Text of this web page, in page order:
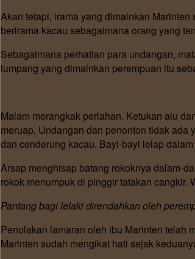
Akan tetapi, irama yang dimainkan
berirama kacau sebagaimana orang yang
Sebagaimana perhatian para undangan,
lumpang yang dimainkan perempuan itu
Malam merangkak perlahan. Ketukan alu
meruap. Undangan dan penonton tidak
dan cenderung kacau. Bayi-bayi lelap
Arsap menghisap batang rokoknya dalam-
rokok menumpuk di pinggir tatakan cangkir.
Pantang bagi lelaki direndahkan oleh
Penolakan lamaran oleh ibu Marinten telah
Marinten sudah mengikat hati sejak